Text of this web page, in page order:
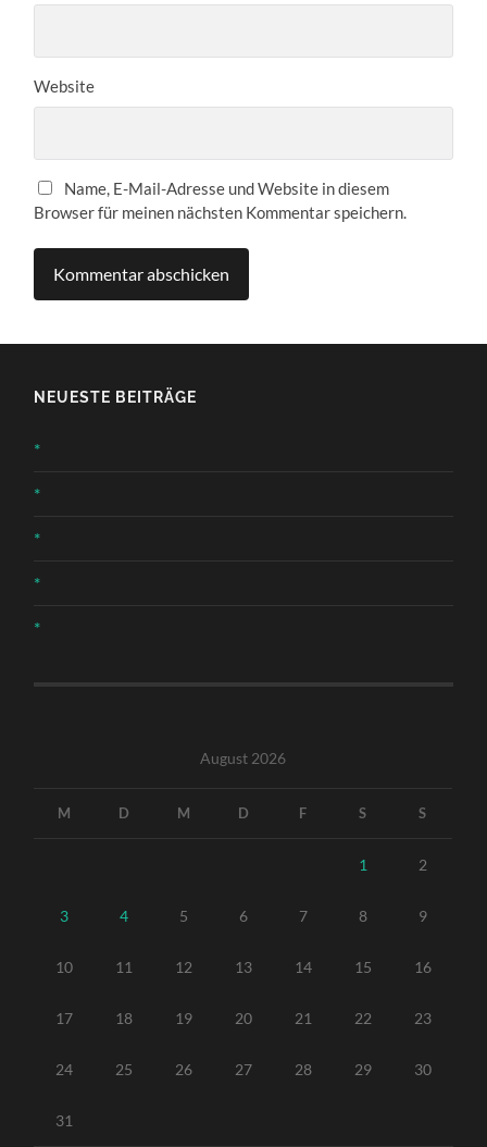
Website
Name, E-Mail-Adresse und Website in diesem
Browser für meinen nächsten Kommentar speichern.
NEUESTE BEITRÄGE
*
*
*
*
*
August 2026
M D M D F S S
1 2
3 4 5 6 7 8 9
10 11 12 13 14 15 16
17 18 19 20 21 22 23
24 25 26 27 28 29 30
31